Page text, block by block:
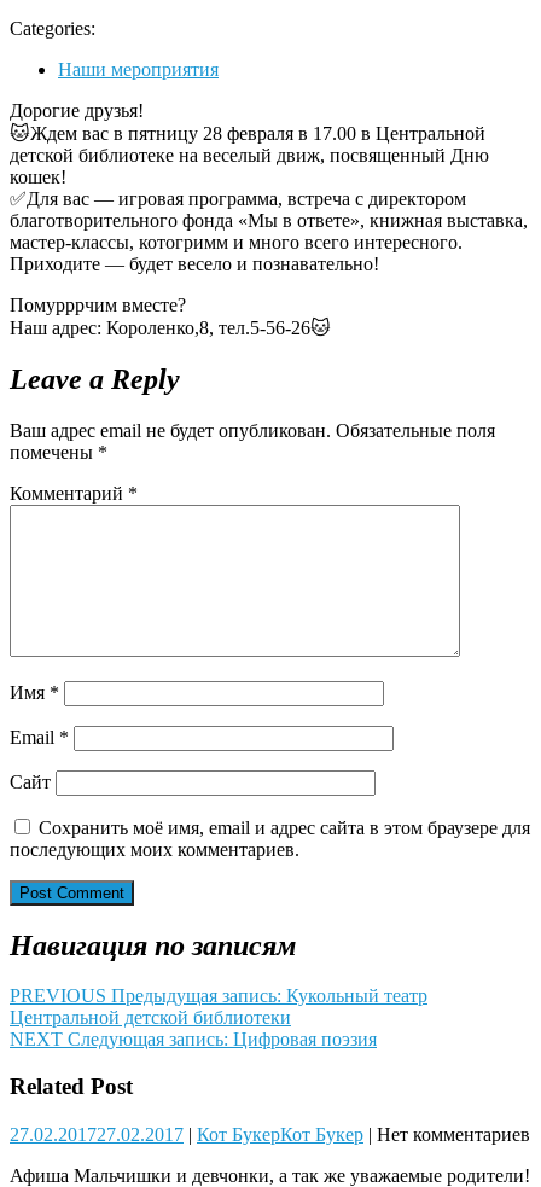
Categories:
Наши мероприятия
Дорогие друзья!
🐱Ждем вас в пятницу 28 февраля в 17.00 в Центральной
детской библиотеке на веселый движ, посвященный Дню
кошек!
✅Для вас — игровая программа, встреча с директором
благотворительного фонда «Мы в ответе», книжная выставка,
мастер-классы, котогримм и много всего интересного.
Приходите — будет весело и познавательно!
Помурррчим вместе?
Наш адрес: Короленко,8, тел.5-56-26🐱
Leave a Reply
Ваш адрес email не будет опубликован. Обязательные поля
помечены *
Комментарий *
Имя *
Email *
Сайт
Сохранить моё имя, email и адрес сайта в этом браузере для
последующих моих комментариев.
Навигация по записям
PREVIOUS Предыдущая запись: Кукольный театр
Центральной детской библиотеки
NEXT Следующая запись: Цифровая поэзия
Related Post
27.02.201727.02.2017 | Кот БукерКот Букер | Нет комментариев
Афиша Мальчишки и девчонки, а так же уважаемые родители!